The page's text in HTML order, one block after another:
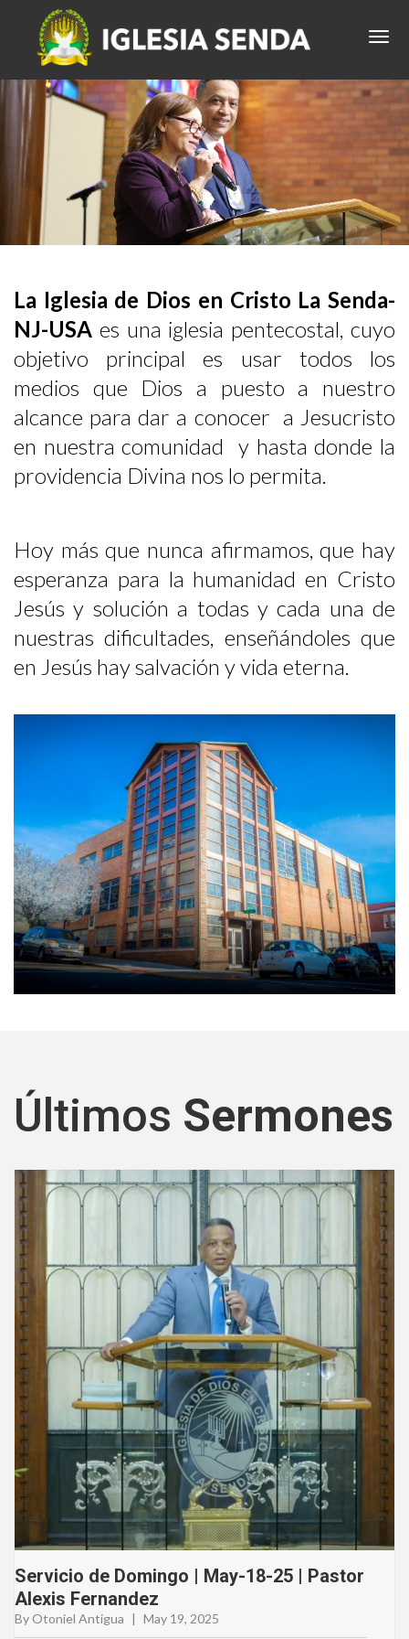
La Iglesia de Dios en Cristo La Senda-
NJ-USA es una iglesia pentecostal, cuyo
objetivo principal es usar todos los
medios que Dios a puesto a nuestro
alcance para dar a conocer a Jesucristo
en nuestra comunidad y hasta donde la
providencia Divina nos lo permita.
Hoy más que nunca afirmamos, que hay
esperanza para la humanidad en Cristo
Jesús y solución a todas y cada una de
nuestras dificultades, enseñándoles que
en Jesús hay salvación y vida eterna.
Últimos Sermones
Servicio de Domingo | May-18-25 | Pastor
Alexis Fernandez
By Otoniel Antigua | May 19, 2025